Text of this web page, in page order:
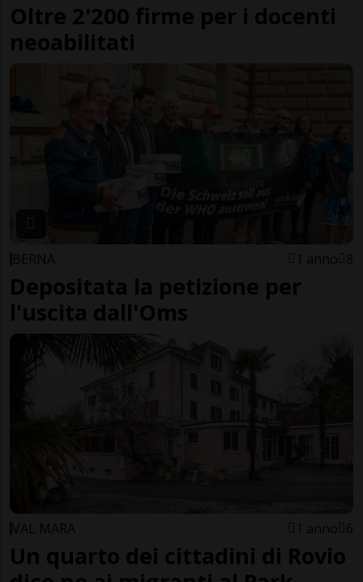
Oltre 2'200 firme per i docenti
neoabilitati
BERNA 1 anno 8
Depositata la petizione per
l'uscita dall'Oms
VAL MARA 1 anno 6
Un quarto dei cittadini di Rovio